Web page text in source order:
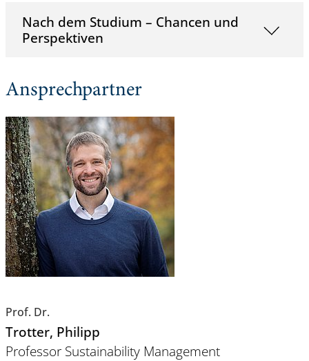
Nach dem Studium – Chancen und
Perspektiven
Ansprechpartner
Prof. Dr.
Trotter, Philipp
Professor Sustainability Management